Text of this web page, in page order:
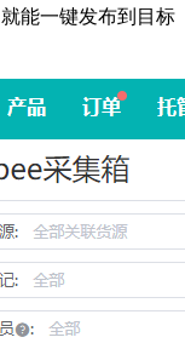
能一键发布到目标